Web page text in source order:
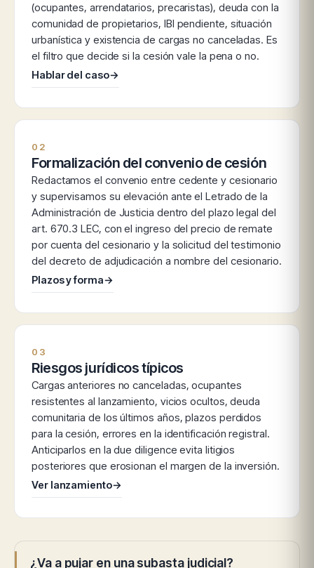
(ocupantes, arrendatarios, precaristas), deuda con la
comunidad de propietarios, IBI pendiente, situación
urbanística y existencia de cargas no canceladas. Es
el filtro que decide si la cesión vale la pena o no.
Hablar del caso→
02
Formalización del convenio de cesión
Redactamos el convenio entre cedente y cesionario
y supervisamos su elevación ante el Letrado de la
Administración de Justicia dentro del plazo legal del
art. 670.3 LEC, con el ingreso del precio de remate
por cuenta del cesionario y la solicitud del testimonio
del decreto de adjudicación a nombre del cesionario.
Plazos y forma→
03
Riesgos jurídicos típicos
Cargas anteriores no canceladas, ocupantes
resistentes al lanzamiento, vicios ocultos, deuda
comunitaria de los últimos años, plazos perdidos
para la cesión, errores en la identificación registral.
Anticiparlos en la due diligence evita litigios
posteriores que erosionan el margen de la inversión.
Ver lanzamiento→
¿Va a pujar en una subasta judicial?